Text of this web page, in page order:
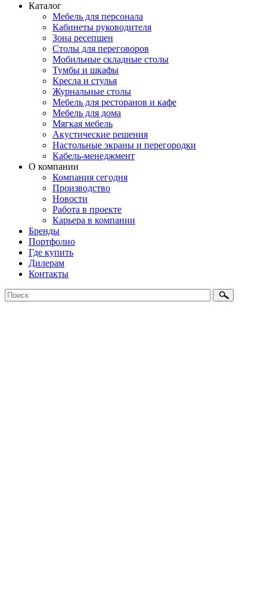
Каталог
Мебель для персонала
Кабинеты руководителя
Зона ресепшен
Столы для переговоров
Мобильные складные столы
Тумбы и шкафы
Кресла и стулья
Журнальные столы
Мебель для ресторанов и кафе
Мебель для дома
Мягкая мебель
Акустические решения
Настольные экраны и перегородки
Кабель-менеджмент
О компании
Компания сегодня
Производство
Новости
Работа в проекте
Карьера в компании
Бренды
Портфолио
Где купить
Дилерам
Контакты